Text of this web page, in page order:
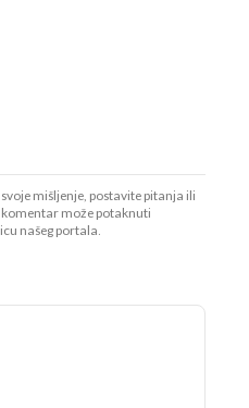
mišljenje, postavite pitanja ili
komentar može potaknuti
našeg portala.